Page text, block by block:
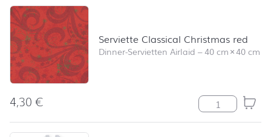
Serviette Classical Christmas red
Dinner-Servietten Airlaid –40 cm×40 cm
4,30€ Serviette